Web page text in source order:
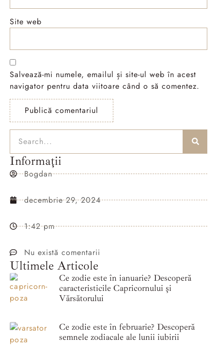
Site web
Salvează-mi numele, emailul și site-ul web în acest
navigator pentru data viitoare când o să comentez.
Informații
Bogdan
decembrie 29, 2024
1:42 pm
Nu există comentarii
Ultimele Articole
Ce zodie este în ianuarie? Descoperă
caracteristicile Capricornului și
Vărsătorului
Ce zodie este în februarie? Descoperă
semnele zodiacale ale lunii iubirii